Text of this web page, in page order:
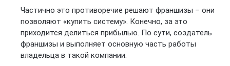
Частично это противоречие решают франшизы – они
позволяют «купить систему». Конечно, за это
приходится делиться прибылью. По сути, создатель
франшизы и выполняет основную часть работы
владельца в такой компании.